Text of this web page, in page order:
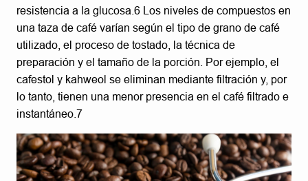
resistencia a la glucosa.6 Los niveles de compuestos en
una taza de café varían según el tipo de grano de café
utilizado, el proceso de tostado, la técnica de
preparación y el tamaño de la porción. Por ejemplo, el
cafestol y kahweol se eliminan mediante filtración y, por
lo tanto, tienen una menor presencia en el café filtrado e
instantáneo.7